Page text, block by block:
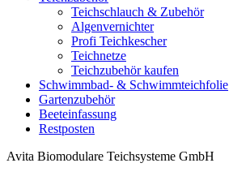
Teichschlauch & Zubehör
Algenvernichter
Profi Teichkescher
Teichnetze
Teichzubehör kaufen
Schwimmbad- & Schwimmteichfolie
Gartenzubehör
Beeteinfassung
Restposten
Avita Biomodulare Teichsysteme GmbH